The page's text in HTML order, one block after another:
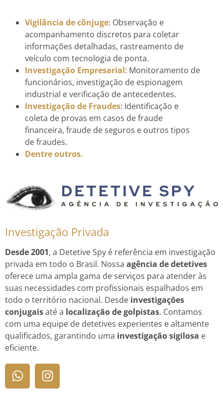
Vigilância de cônjuge: Observação e
acompanhamento discretos para coletar
informações detalhadas, rastreamento de
veículo com tecnologia de ponta.
Investigação Empresarial: Monitoramento de
funcionários, investigação de espionagem
industrial e verificação de antecedentes.
Investigação de Fraudes: Identificação e
coleta de provas em casos de fraude
financeira, fraude de seguros e outros tipos
de fraudes.
Dentre outros.
Investigação Privada
Desde 2001, a Detetive Spy é referência em investigação
privada em todo o Brasil. Nossa agência de detetives
oferece uma ampla gama de serviços para atender às
suas necessidades com profissionais espalhados em
todo o território nacional. Desde investigações
conjugaisaté a localização de golpistas. Contamos
com uma equipe de detetives experientes e altamente
qualificados, garantindo uma investigação sigilosa e
eficiente.